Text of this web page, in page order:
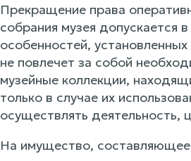
Прекращение права
собрания музея допускается
особенностей,
не повлечет за собой
музейные коллекции,
только в случае их
осуществлять
На имущество, составляющее